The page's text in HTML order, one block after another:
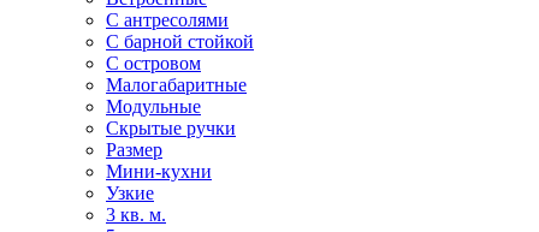
С антресолями
С барной стойкой
С островом
Малогабаритные
Модульные
Скрытые ручки
Размер
Мини-кухни
Узкие
3 кв. м.